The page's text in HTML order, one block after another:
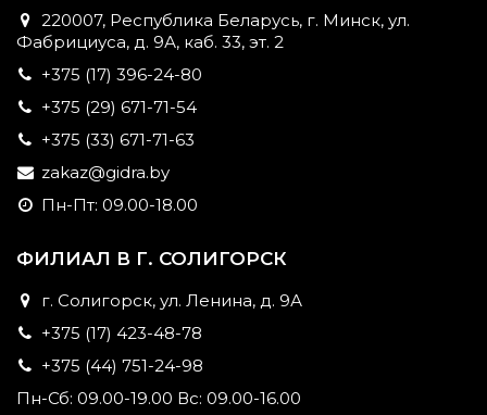
220007, Республика Беларусь, г. Минск, ул.
Фабрициуса, д. 9А, каб. 33, эт. 2
+375 (17) 396-24-80
+375 (29) 671-71-54
+375 (33) 671-71-63
zakaz@gidra.by
Пн-Пт: 09.00-18.00
ФИЛИАЛ В Г. СОЛИГОРСК
г. Солигорск, ул. Ленина, д. 9А
+375 (17) 423-48-78
+375 (44) 751-24-98
Пн-Сб: 09.00-19.00 Вс: 09.00-16.00